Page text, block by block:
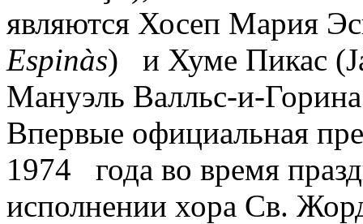
являются Хосеп Мария
Espinàs) и Хуме Пикас
Мануэль Валльс-и-
Впервые официальная
1974 года во время
исполнении хора Св.